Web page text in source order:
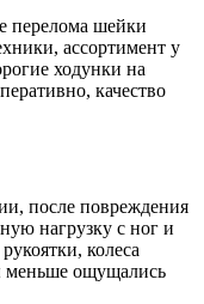
перелома шейки
ассортимент у
ходунки на
качество
после повреждения
нагрузку с ног и
колеса
меньше ощущались